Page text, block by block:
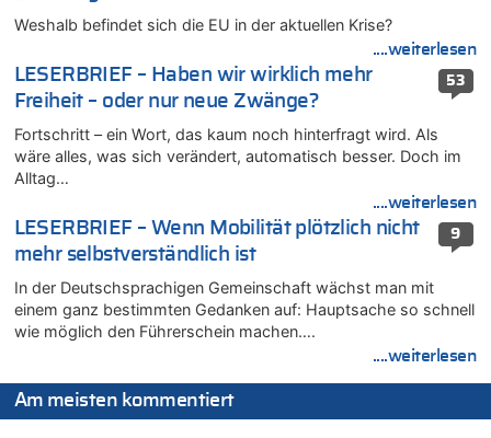
05.08.2026 - 16:14 von Patrick zu
Viktor Orban warnt Belgien kurz vor dem EU-Gipfel vor einem
05.08.2026 - 16:08 von Politiker zu
Warum die Waldbrände in Frankreich und Spanien Rekorde
brechen [Fragen & Antworten]
05.08.2026 - 15:59 von JoKrings zu
Wie kam es zur Ceuta-Krise?
05.08.2026 - 14:38 von Beatrice Schins zu
Auf Europa ist mal wieder Verlass [Zwischenruf]
Wasserstand des Rheins in NRW so niedrig wie noch nie
05.08.2026 - 13:25 von Zuhörer zu
Wasserstand des Rheins in NRW so niedrig wie noch nie
Zweite Hitzewelle in diesem Sommer ist jetzt amtlich
Weshalb befindet sich die EU in der aktuellen Krise?
....weiterlesen
53
LESERBRIEF – Haben wir wirklich mehr
Freiheit – oder nur neue Zwänge?
Fortschritt – ein Wort, das kaum noch hinterfragt wird. Als
wäre alles, was sich verändert, automatisch besser. Doch im
Alltag…
....weiterlesen
9
LESERBRIEF – Wenn Mobilität plötzlich nicht
mehr selbstverständlich ist
In der Deutschsprachigen Gemeinschaft wächst man mit
einem ganz bestimmten Gedanken auf: Hauptsache so schnell
wie möglich den Führerschein machen….
....weiterlesen
Am meisten kommentiert